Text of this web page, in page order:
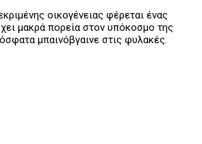
οικογένειας φέρεται ένας
μακρά πορεία στον υπόκοσμο της
μπαινόβγαινε στις φυλακές.